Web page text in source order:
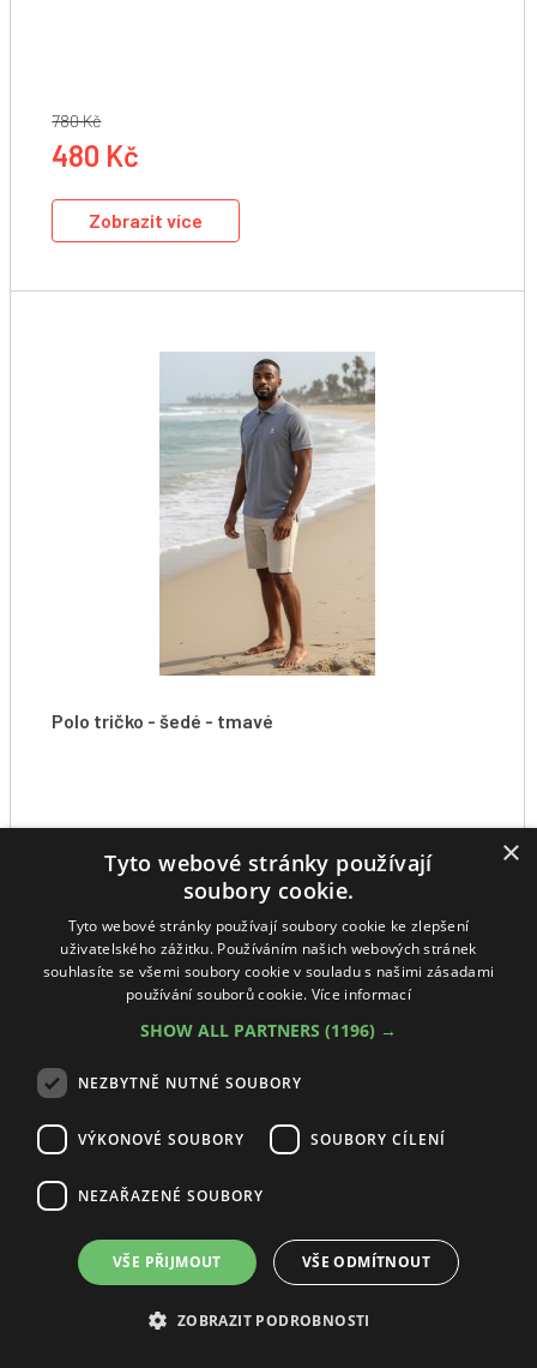
780 Kč
480 Kč
Zobrazit více
Polo tričko - šedé - tmavé
860 Kč
×
Tyto webové stránky používají
soubory cookie.
Tyto webové stránky používají soubory cookie ke zlepšení
uživatelského zážitku. Používáním našich webových stránek
souhlasíte se všemi soubory cookie v souladu s našimi zásadami
používání souborů cookie. Více informací
SHOW ALL PARTNERS (1196) →
NEZBYTNĚ NUTNÉ SOUBORY
VÝKONOVÉ SOUBORY SOUBORY CÍLENÍ
NEZAŘAZENÉ SOUBORY
VŠE PŘIJMOUT VŠE ODMÍTNOUT
ZOBRAZIT PODROBNOSTI